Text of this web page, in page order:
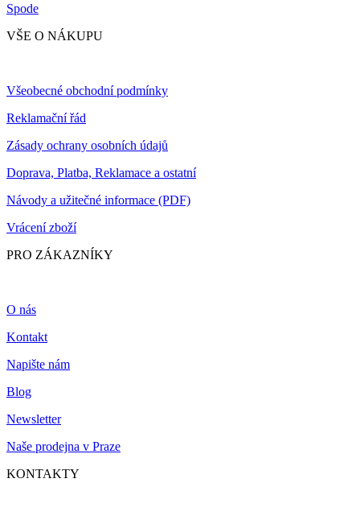
Spode
VŠE O NÁKUPU
Všeobecné obchodní podmínky
Reklamační řád
Zásady ochrany osobních údajů
Doprava, Platba, Reklamace a ostatní
Návody a užitečné informace (PDF)
Vrácení zboží
PRO ZÁKAZNÍKY
O nás
Kontakt
Napište nám
Blog
Newsletter
Naše prodejna v Praze
KONTAKTY